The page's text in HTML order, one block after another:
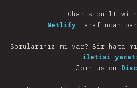
Charts built with
Netlify tarafından
Sorularınız mı var? Bir hata
iletisi
Join us on